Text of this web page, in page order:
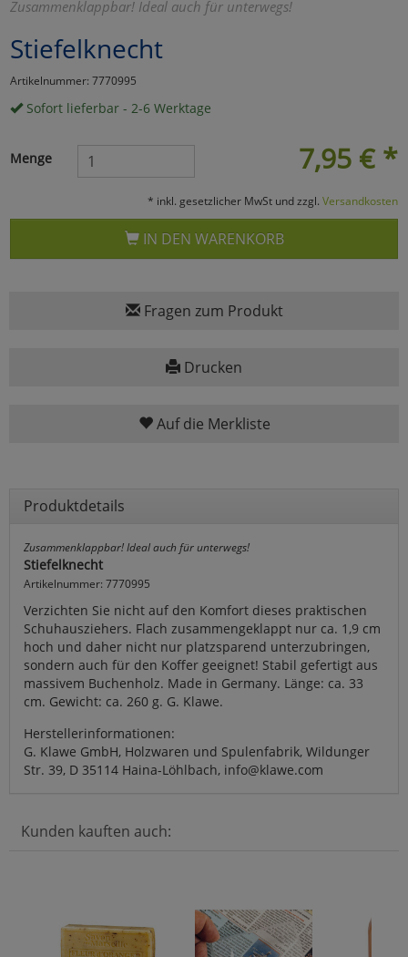
Zusammenklappbar! Ideal auch für unterwegs!
Stiefelknecht
Artikelnummer: 7770995
Sofort lieferbar - 2-6 Werktage
7,95 € *
Menge
* inkl. gesetzlicher MwSt und zzgl. Versandkosten
IN DEN WARENKORB
Fragen zum Produkt
Drucken
Auf die Merkliste
Produktdetails
Zusammenklappbar! Ideal auch für unterwegs!
Stiefelknecht
Artikelnummer: 7770995
Verzichten Sie nicht auf den Komfort dieses praktischen
Schuhausziehers. Flach zusammengeklappt nur ca. 1,9 cm
hoch und daher nicht nur platzsparend unterzubringen,
sondern auch für den Koffer geeignet! Stabil gefertigt aus
massivem Buchenholz. Made in Germany. Länge: ca. 33
cm. Gewicht: ca. 260 g. G. Klawe.
Herstellerinformationen:
G. Klawe GmbH, Holzwaren und Spulenfabrik, Wildunger
Str. 39, D 35114 Haina-Löhlbach, info@klawe.com
Kunden kauften auch:
Umfragetools
Cookies
Cookies
Einstellungen speichern
zurückzu Haupptseite